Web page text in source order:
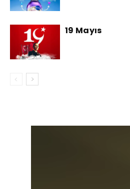
19 Mayıs